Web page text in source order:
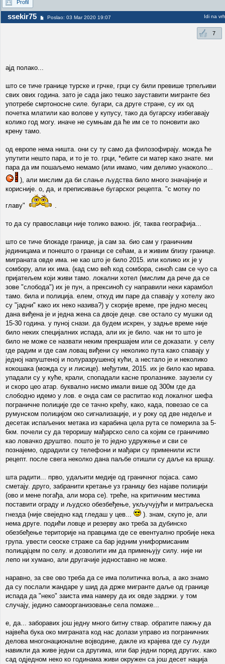
Profil
ssekir75 Poslao: 03 Mar 2020 19:07 Idi na vrh
7
ајд полако...
што се тиче границе турске и грчке, грци су били превише трпељиви
свих ових година. зато је сада јако тешко зауставити мигранте без
употребе смртоносне силе. бугари, са друге стране, су их од
почетка млатили као волове у купусу, тако да бугарску избегавају
колико год могу. иначе не сумњам да ће им се то поновити ако
крену тамо.
од европе нема ништа. они су ту само да филозофирају. можда ће
упутити нешто пара, и то је то. грци, *ебите си матер како знате. ми
пара да им пошаљемо немамо (или имамо, чим делимо унаоколо...
), али мислим да би слање људства било много значајније и
корисније. о, да, и преписивање бугарског рецепта. "с мотку по
главу" .
то да су православци није толико важно. јбг, таква географија...
што се тиче блокаде границе, ја сам за. био сам у граничним
јединицама и понешто о граници се сећам, а и живим близу границе.
миграната овде има. не као што је било 2015. или колико их је у
сомбору, али их има. (кад смо већ код сомбора, синоћ сам се чуо са
пријатељем који живи тамо. локални хотел (мислим да рече да се
зове "слобода") их је пун, а прексиноћ су направили неки карамбол
тамо. била и полиција. елем, откуд им паре да спавају у хотелу ако
су "јадни" како их неко назива?) у скорије време, пре једно месец
дана виђена је и једна жена са двоје деце. све остало су мушки од
15-30 година. у пуној снази. да будем искрен, у задње време није
било неких специјалних испада, али их је било. чак ни то што је
било не може се назвати неким прекршајем или се доказати. у селу
где радим и где сам ловац виђени су неколико пута како спавају у
једној напуштеној и полуразрушеној кући, а нестало је и неколико
кокошака (можда су и лисице). међутим, 2015. их је било као мрава.
упадали су у куће, крали, спопадали касне пролазнике. заузели су
и скоро цео атар. буквално нисмо имали више од 300м где да
слободно идемо у лов. е онда сам се распитао код локалног шефа
пограничне полиције где се тачно крећу, како, када, повезао се са
румунском полицијом око сигнализације, и у року од две недеље и
десетак испаљених метака из карабина цела рута се померила за 5-
6км. почели су да тероришу мађарско село са којим се граничимо
као ловачко друштво. пошто је то једно удружење и сви се
познајемо, одрадили су телефони и мађари су применили исти
рецепт. после свега неколко дана паљбе отишли су даље ка вршцу.
шта радити... прво, удаљити медије од граничног појаса. само
сметају. друго, забранити кретање уз границу без најаве полицији
(ово и мене погађа, али мора се). треће, на критичним местима
поставити ограду и људско обезбеђење, укључујући и митраљеска
гнезда (није свеједно кад гледаш у цев...
). знам, скупо је, али
нема друге. подићи ловце и резерву ако треба за дубинско
обезбеђење територије на правцима где се евентуално пробије нека
група. увести сеоске страже са бар једним униформисаним
полицајцем по селу. и дозволити им да примењују силу. није ни
лепо ни хумано, али другачије једноставно не може.
наравно, за све ово треба да се има политичка воља, а ако знамо
да су послали жандаре у шид да држе мигранте даље од границе
испада да "неко" заиста има намеру да их овде задржи. у том
случају, једино самоорганизовање села помаже...
е, да... заборавих још једну много битну ствар. обратите пажњу да
највећа бука око миграната код нас долази управо из пограничних
делова многонационалне војводине, дакле из крајева где су људи
навикли да живе једни са другима, или бар једни поред других. како
сад одједном неко ко годинама живи окружен са још десет нација